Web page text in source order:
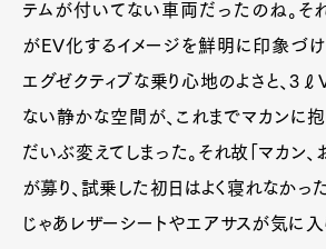
テムが付いてない車両だったのね。そ
がEV化するイメージを鮮明に印象づ
エグゼクティブな乗り心地のよさと、
ない静かな空間が、これまでマカンに
だいぶ変えてしまった。それ故「マカン、
が募り、試乗した初日はよく寝れなかった
じゃあレザーシートやエアサスが気に